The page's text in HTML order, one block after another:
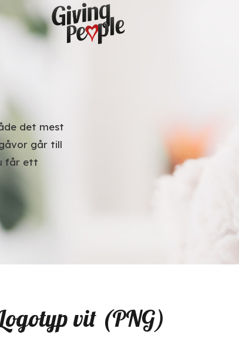
det mest
går till
får ett
vit (PNG)